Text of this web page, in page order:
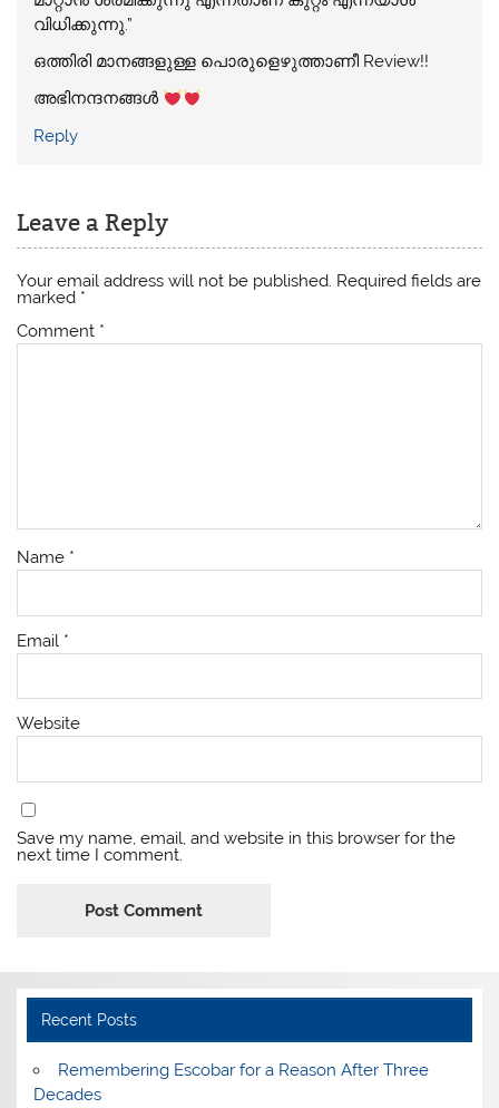
വിധിക്കുന്നു.”
ഒത്തിരി മാനങ്ങളുള്ള പൊരുളെഴുത്താണീ Review!!
അഭിനന്ദനങ്ങൾ
Reply
Leave a Reply
Your email address will not be published. Required fields are
marked *
Comment *
Name *
Email *
Website
Save my name, email, and website in this browser for the
next time I comment.
Recent Posts
​Remembering Escobar for a Reason After Three
Decades